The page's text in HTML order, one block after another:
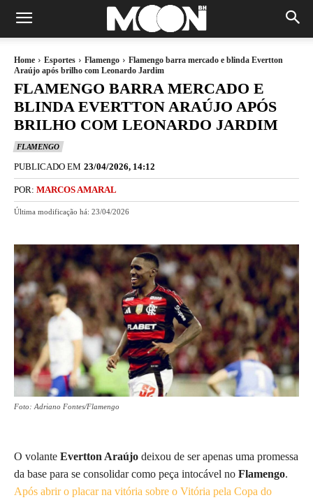
Home Esportes Flamengo
Flamengo barra mercado e blinda Evertton
Araújo após brilho com Leonardo Jardim
FLAMENGO BARRA MERCADO E
BLINDA EVERTTON ARAÚJO APÓS
BRILHO COM LEONARDO JARDIM
FLAMENGO
PUBLICADO EM 23/04/2026, 14:12
POR: MARCOS AMARAL
Última modificação há: 23/04/2026
Foto: Adriano Fontes/Flamengo
O volante Evertton Araújo deixou de ser apenas uma promessa
da base para se consolidar como peça intocável no Flamengo.
Após abrir o placar na vitória sobre o Vitória pela Copa do